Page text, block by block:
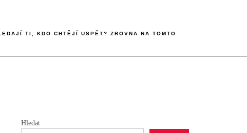
TI, KDO CHTĚJÍ USPĚT? ZROVNA NA TOMTO
Hledat